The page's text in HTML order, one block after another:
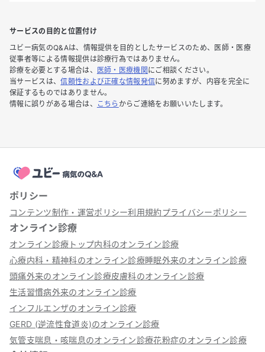
サービスの目的と位置付け
ユビー病気のQ&Aは、情報提供を目的としたサービスのため、医師・医療
従事者等による情報提供は診療行為ではありません。
診療を必要とする場合は、
医師・医療機関 にご相談ください。
当サービスは、信頼性および正確な情報発信に努めますが、内容を完全に
保証するものではありません。
情報に誤りがある場合は、
こちら からご連絡をお願いいたします。
ポリシー
コンテンツ制作・運営ポリシー利用規約プライバシーポリシー
オンライン診療
オンライン診療トップ内科のオンライン診療
心療内科・精神科のオンライン診療睡眠外来のオンライン診療
頭痛外来のオンライン診療皮膚科のオンライン診療
生活習慣病外来のオンライン診療
インフルエンザのオンライン診療
GERD (逆流性食道炎)のオンライン診療
気管支喘息・咳喘息のオンライン診療花粉症のオンライン診療